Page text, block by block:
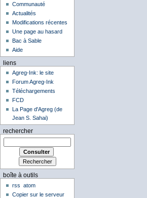
Communauté
Actualités
Modifications récentes
Une page au hasard
Bac à Sable
Aide
liens
Agreg-Ink: le site
Forum Agreg-Ink
Téléchargements
FCD
La Page d'Agreg (de
Jean S. Sahai)
rechercher
boîte à outils
rss
atom
Copier sur le serveur